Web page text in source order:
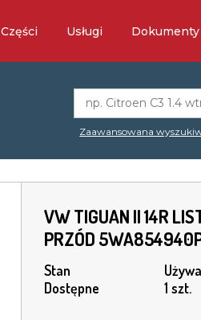
Części Usługi Dokumenty
Zaawansowana
VW TIGUAN II 14R
PRZÓD
Stan
Dostępne
1 szt.